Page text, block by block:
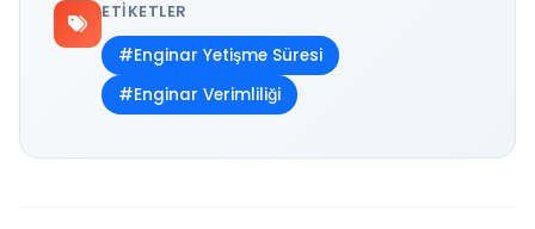
ETIKETLER
#Enginar Yetişme Süresi
#Enginar Verimliliği